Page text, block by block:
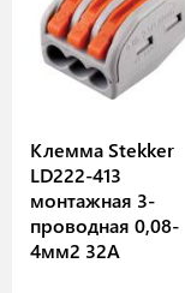
Клемма Stekker
LD222-413
монтажная 3-
проводная 0,08-
4мм2 32А